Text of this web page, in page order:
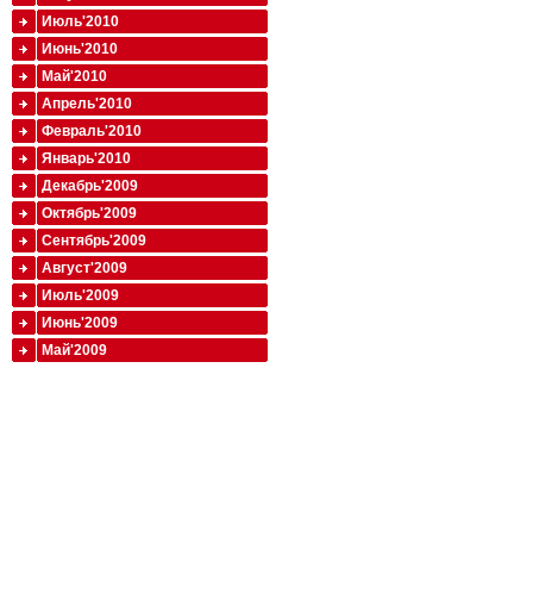
Июль'2010
Июнь'2010
Май'2010
Апрель'2010
Февраль'2010
Январь'2010
Декабрь'2009
Октябрь'2009
Сентябрь'2009
Август'2009
Июль'2009
Июнь'2009
Май'2009